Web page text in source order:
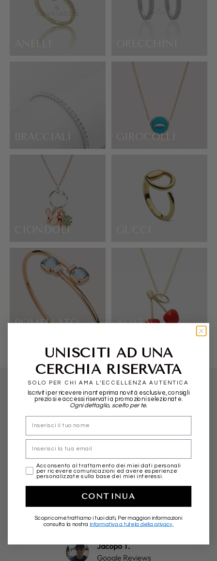
ANELLI
BRACCIALI GIROCOLLI
CIONDOLI
POMELLATO ALIITA
WHAT THEY SAY ABOUT US...
Friendly, professional and fast in shipping.
More than positive experience. Highly
recommended!
★★★★★
Jacopo T.
Google Reviews
UNISCITI AD UNA
CERCHIA RISERVATA
SOLO PER CHI AMA L’ECCELLENZA AUTENTICA
Iscriviti per ricevere in anteprima novità esclusive, consigli
preziosi e accessi riservati a promozioni selezionate.
Ogni dettaglio, scelto per te.
nome
Email
marketing
Acconsento al trattamento dei miei dati personali
per ricevere comunicazioni ed avere esperienze
personalizzate sulla base dei miei interessi.
CONTINUA
Scopri come trattiamo i tuoi dati, Per maggiori informazioni
consulta la nostra Informativa a tutela della privacy.